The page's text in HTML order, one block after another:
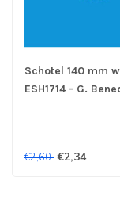
Schotel 140 mm
ESH1714 - G.
€2,60 €2,34